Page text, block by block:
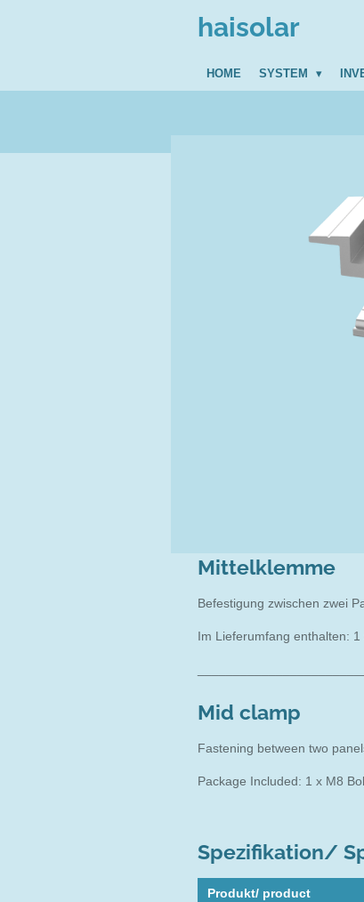
haisolar
HOME SYSTEM
Mittelklemme
Befestigung zwischen zwei
Im Lieferumfang enthalten:
Mid clamp
Fastening between two
Package Included: 1 x M8
Spezifikation/
Produkt/ product